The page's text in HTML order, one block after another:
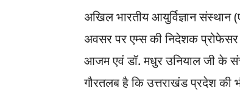
अखिल भारतीय आयुर्विज्ञान
अवसर पर एम्स की निदेशक प्रोफेसर
आजम एवं डॉ. मधुर उनियाल जी के
गौरतलब है कि उत्तराखंड प्रदेश की